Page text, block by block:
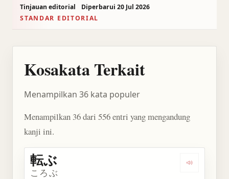
Tinjauan editorial
Diperbarui 20 Jul 2026
STANDAR EDITORIAL
Kosakata Terkait
Menampilkan 36 kata populer
Menampilkan 36 dari 556 entri yang mengandung
kanji ini.
Dengarkan
転ぶ
ころぶ